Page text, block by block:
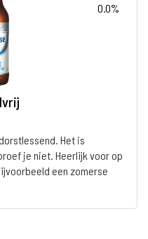
0.0%
Het is
je niet. Heerlijk voor op
een zomerse